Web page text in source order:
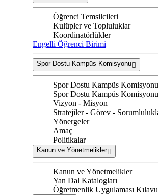
Öğrenci Temsilcileri
Kulüpler ve Topluluklar
Koordinatörlükler
Engelli Öğrenci Birimi
Spor Dostu Kampüs Komisyonu
Spor Dostu Kampüs
Spor Dostu Kampüs Komisyonu
Vizyon - Misyon
Stratejiler - Görev -
Yönergeler
Amaç
Politikalar
Kanun ve Yönetmelikler
Kanun ve Yönetmelikler
Yan Dal Katalogları
Öğretmenlik Uygulaması